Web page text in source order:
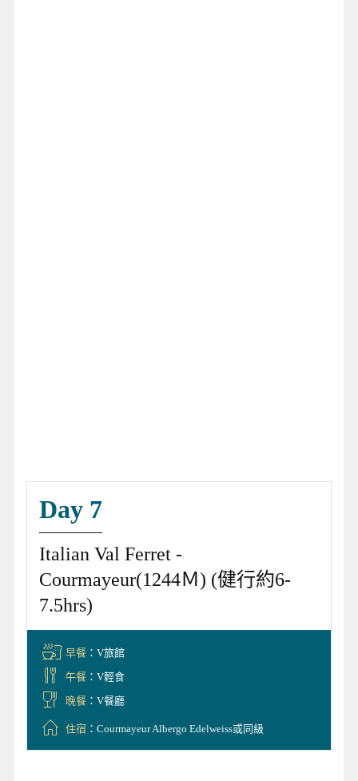
Day 7
Italian Val Ferret -
Courmayeur(1244Ｍ) (健行約6-
7.5hrs)
早餐：V旅館
午餐：V輕食
晚餐：V餐廳
住宿：Courmayeur Albergo Edelweiss或同級